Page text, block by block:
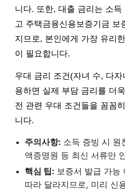
니다. 또한, 대출 금리는 소득
고 주택금융신용보증기금 보
지므로, 본인에게 가장 유리
이 필요합니다.
우대 금리 조건(자녀 수, 다
용하면 실제 부담 금리를 더
전 관련 우대 조건들을 꼼꼼
니다.
주의사항: 소득 증빙 시 원
액증명원 등 최신 서류만
핵심 팁: 보증서 발급 가능
따라 달라지므로, 미리 신